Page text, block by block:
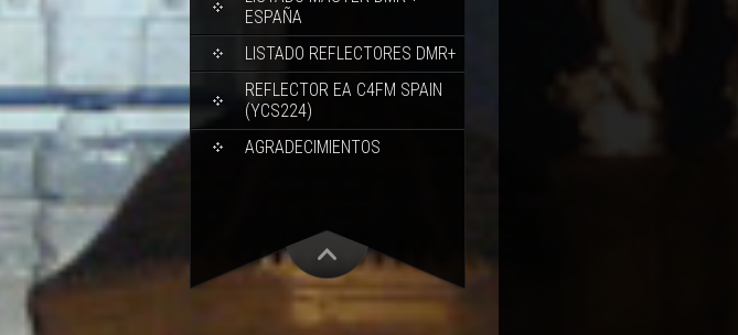
ESPAÑA
LISTADO REFLECTORES DMR+
REFLECTOR EA C4FM SPAIN
(YCS224)
AGRADECIMIENTOS